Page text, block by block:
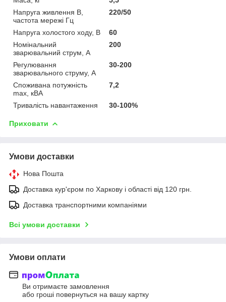
Напруга живлення В,
частота мережі Гц
220/50
Напруга холостого ходу, В
60
Номінальний
зварювальний струм, А
200
Регулювання
зварювального струму, А
30-200
Споживана потужність
max, кВА
7,2
Тривалість навантаження 30-100%
Приховати
Умови доставки
Нова Пошта
Доставка кур'єром по Харкову і області від 120 грн.
Доставка транспортними компаніями
Всі умови доставки
Умови оплати
Ви отримаєте замовлення
або гроші повернуться на вашу картку